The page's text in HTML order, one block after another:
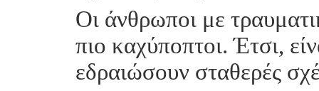
Οι άνθρωποι με
πιο καχύποπτοι. Έτσι,
εδραιώσουν σταθερές